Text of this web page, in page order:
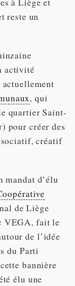
reste un
activité
, qui
quartier Saint-
pour créer des
créatif
mandat d’élu
de Liège
VEGA, fait le
de l’idée
du Parti
bannière
élu une